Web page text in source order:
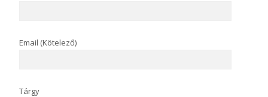
Email (Kötelező)
Tárgy